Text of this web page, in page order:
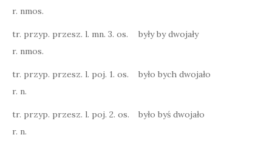
r. nmos.
tr. przyp. przesz. l. mn. 3. os.
r. nmos.
były by dwojały
tr. przyp. przesz. l. poj. 1. os.
r. n.
było bych dwojało
tr. przyp. przesz. l. poj. 2. os.
r. n.
było byś dwojało